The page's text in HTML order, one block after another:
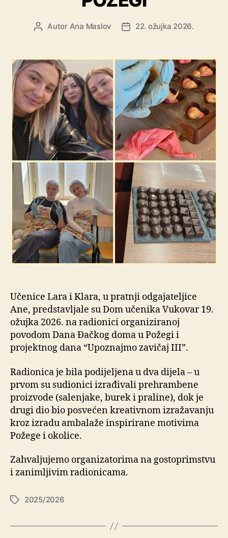
Autor Ana Maslov 22. ožujka 2026.
Učenice Lara i Klara, u pratnji odgajateljice
Ane, predstavljale su Dom učenika Vukovar 19.
ožujka 2026. na radionici organiziranoj
povodom Dana Đačkog doma u Požegi i
projektnog dana “Upoznajmo zavičaj III”.
Radionica je bila podijeljena u dva dijela – u
prvom su sudionici izrađivali prehrambene
proizvode (salenjake, burek i praline), dok je
drugi dio bio posvećen kreativnom izražavanju
kroz izradu ambalaže inspirirane motivima
Požege i okolice.
Zahvaljujemo organizatorima na gostoprimstvu
i zanimljivim radionicama.
2025/2026